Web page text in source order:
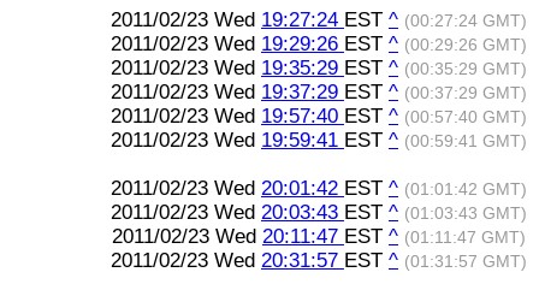
2011/02/23 Wed 19:27:24 EST ^ (00:27:24 GMT)
2011/02/23 Wed 19:29:26 EST ^ (00:29:26 GMT)
2011/02/23 Wed 19:35:29 EST ^ (00:35:29 GMT)
2011/02/23 Wed 19:37:29 EST ^ (00:37:29 GMT)
2011/02/23 Wed 19:57:40 EST ^ (00:57:40 GMT)
2011/02/23 Wed 19:59:41 EST ^ (00:59:41 GMT)
2011/02/23 Wed 20:01:42 EST ^ (01:01:42 GMT)
2011/02/23 Wed 20:03:43 EST ^ (01:03:43 GMT)
2011/02/23 Wed 20:11:47 EST ^ (01:11:47 GMT)
2011/02/23 Wed 20:31:57 EST ^ (01:31:57 GMT)